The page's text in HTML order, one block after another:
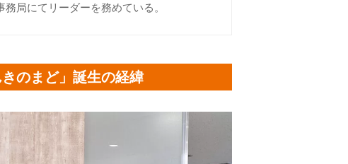
局にてリーダーを務めている。
のまど」誕生の経緯